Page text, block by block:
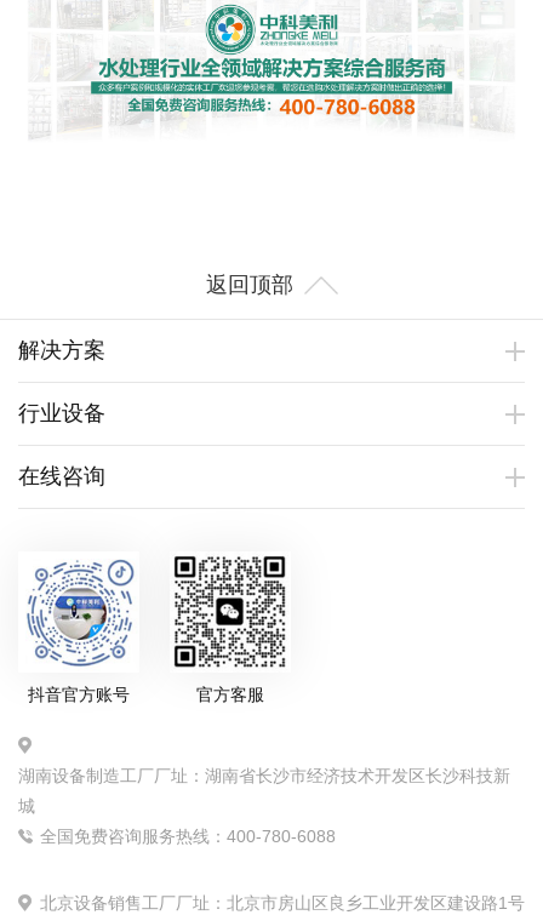
返回顶部
解决方案
行业设备
在线咨询
抖音官方账号 官方客服
湖南设备制造工厂厂址：湖南省长沙市经济技术开发区长沙科技新
城
全国免费咨询服务热线：400-780-6088
北京设备销售工厂厂址：北京市房山区良乡工业开发区建设路1号